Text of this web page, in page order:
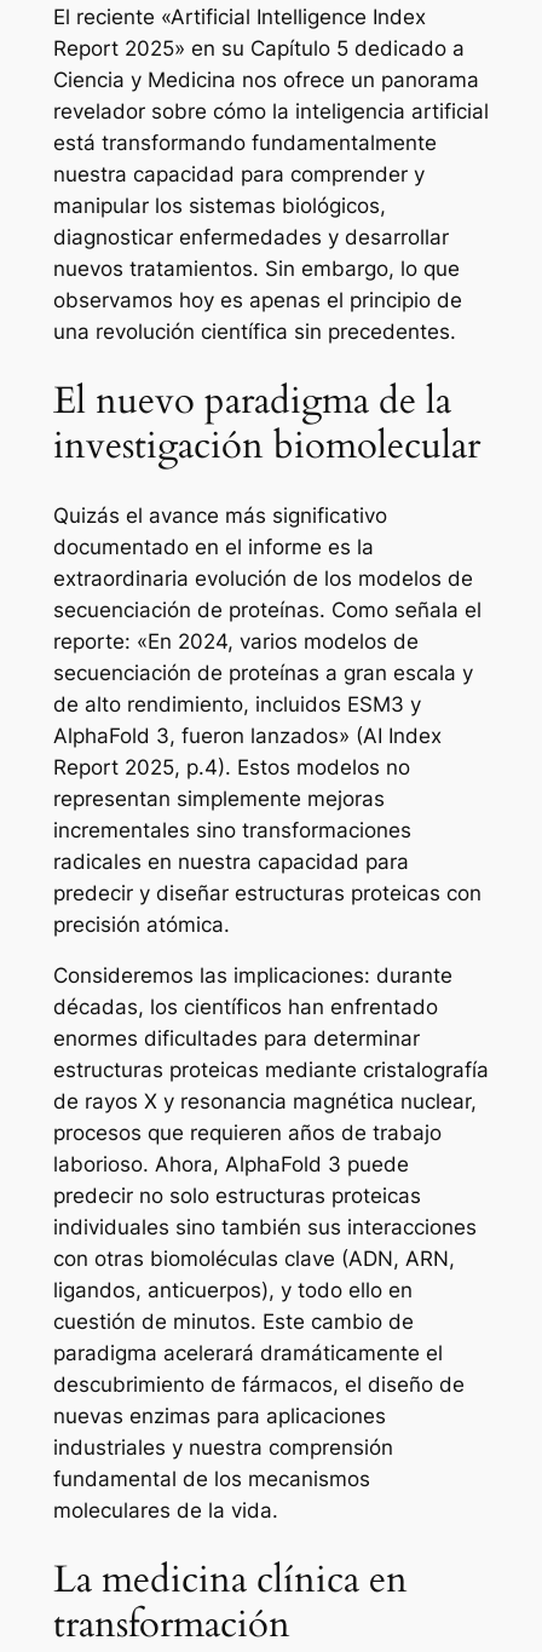
El reciente «Artificial Intelligence Index
Report 2025» en su Capítulo 5 dedicado a
Ciencia y Medicina nos ofrece un panorama
revelador sobre cómo la inteligencia artificial
está transformando fundamentalmente
nuestra capacidad para comprender y
manipular los sistemas biológicos,
diagnosticar enfermedades y desarrollar
nuevos tratamientos. Sin embargo, lo que
observamos hoy es apenas el principio de
una revolución científica sin precedentes.
El nuevo paradigma de la
investigación biomolecular
Quizás el avance más significativo
documentado en el informe es la
extraordinaria evolución de los modelos de
secuenciación de proteínas. Como señala el
reporte: «En 2024, varios modelos de
secuenciación de proteínas a gran escala y
de alto rendimiento, incluidos ESM3 y
AlphaFold 3, fueron lanzados» (AI Index
Report 2025, p.4). Estos modelos no
representan simplemente mejoras
incrementales sino transformaciones
radicales en nuestra capacidad para
predecir y diseñar estructuras proteicas con
precisión atómica.
Consideremos las implicaciones: durante
décadas, los científicos han enfrentado
enormes dificultades para determinar
estructuras proteicas mediante cristalografía
de rayos X y resonancia magnética nuclear,
procesos que requieren años de trabajo
laborioso. Ahora, AlphaFold 3 puede
predecir no solo estructuras proteicas
individuales sino también sus interacciones
con otras biomoléculas clave (ADN, ARN,
ligandos, anticuerpos), y todo ello en
cuestión de minutos. Este cambio de
paradigma acelerará dramáticamente el
descubrimiento de fármacos, el diseño de
nuevas enzimas para aplicaciones
industriales y nuestra comprensión
fundamental de los mecanismos
moleculares de la vida.
La medicina clínica en
transformación